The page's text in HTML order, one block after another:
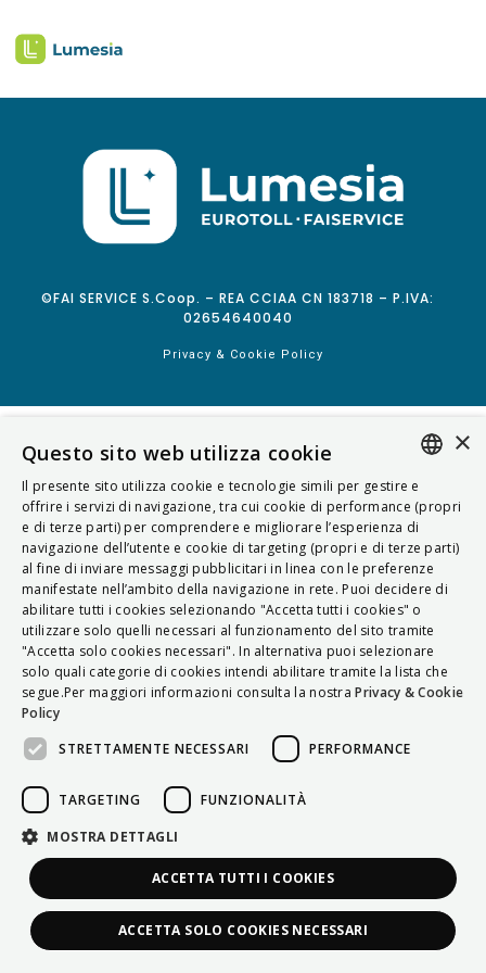
©FAI SERVICE S.Coop. – REA CCIAA CN 183718 – P.IVA:
02654640040
Privacy & Cookie Policy
ITALIAN
ENGLISH
FRENCH
HUNGARIAN
DEUTSCH
POLSKI
PORTUGUÊS
×
Questo sito web utilizza cookie
Il presente sito utilizza cookie e tecnologie simili per gestire e
offrire i servizi di navigazione, tra cui cookie di performance (propri
e di terze parti) per comprendere e migliorare l’esperienza di
navigazione dell’utente e cookie di targeting (propri e di terze parti)
al fine di inviare messaggi pubblicitari in linea con le preferenze
manifestate nell’ambito della navigazione in rete. Puoi decidere di
abilitare tutti i cookies selezionando "Accetta tutti i cookies" o
utilizzare solo quelli necessari al funzionamento del sito tramite
"Accetta solo cookies necessari". In alternativa puoi selezionare
solo quali categorie di cookies intendi abilitare tramite la lista che
segue.Per maggiori informazioni consulta la nostra Privacy & Cookie
Policy
STRETTAMENTE NECESSARI
PERFORMANCE
TARGETING FUNZIONALITÀ
MOSTRA DETTAGLI
ACCETTA TUTTI I COOKIES
ACCETTA SOLO COOKIES NECESSARI